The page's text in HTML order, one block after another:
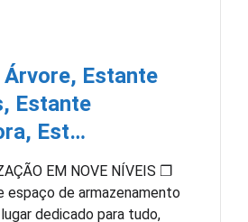
Estante
Estante
Est…
EM NOVE NÍVEIS ❐
espaço de armazenamento
dedicado para tudo,